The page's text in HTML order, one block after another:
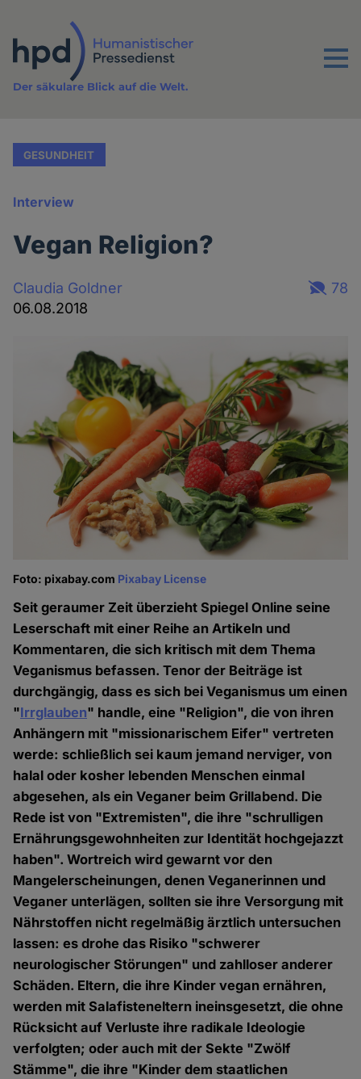
Inhalt
Menu
Der säkulare Blick auf die Welt.
GESUNDHEIT
Interview
Vegan Religion?
Claudia Goldner
06.08.2018
78
Foto: pixabay.com Pixabay License
Seit geraumer Zeit überzieht Spiegel Online seine
Leserschaft mit einer Reihe an Artikeln und
Kommentaren, die sich kritisch mit dem Thema
Veganismus befassen. Tenor der Beiträge ist
durchgängig, dass es sich bei Veganismus um einen
"Irrglauben" handle, eine "Religion", die von ihren
Anhängern mit "missionarischem Eifer" vertreten
werde: schließlich sei kaum jemand nerviger, von
halal oder kosher lebenden Menschen einmal
abgesehen, als ein Veganer beim Grillabend. Die
Rede ist von "Extremisten", die ihre "schrulligen
Ernährungsgewohnheiten zur Identität hochgejazzt
haben". Wortreich wird gewarnt vor den
Mangelerscheinungen, denen Veganerinnen und
Veganer unterlägen, sollten sie ihre Versorgung mit
Nährstoffen nicht regelmäßig ärztlich untersuchen
lassen: es drohe das Risiko "schwerer
neurologischer Störungen" und zahlloser anderer
Schäden. Eltern, die ihre Kinder vegan ernähren,
werden mit Salafisteneltern ineinsgesetzt, die ohne
Rücksicht auf Verluste ihre radikale Ideologie
verfolgten; oder auch mit der Sekte "Zwölf
Stämme", die ihre "Kinder dem staatlichen